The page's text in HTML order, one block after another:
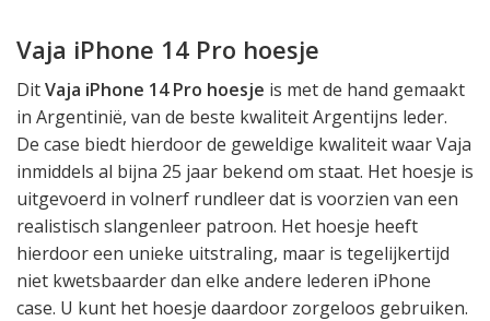
Vaja iPhone 14 Pro hoesje
DitVaja iPhone 14 Pro hoesje is met de hand gemaakt
in Argentinië, van de beste kwaliteit Argentijns leder.
De case biedt hierdoor de geweldige kwaliteit waar Vaja
inmiddels al bijna 25 jaar bekend om staat. Het hoesje is
uitgevoerd in volnerf rundleer dat is voorzien van een
realistisch slangenleer patroon. Het hoesje heeft
hierdoor een unieke uitstraling, maar is tegelijkertijd
niet kwetsbaarder dan elke andere lederen iPhone
case. U kunt het hoesje daardoor zorgeloos gebruiken.